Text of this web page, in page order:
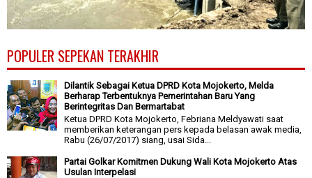
POPULER SEPEKAN TERAKHIR
Dilantik Sebagai Ketua DPRD Kota Mojokerto, Melda
Berharap Terbentuknya Pemerintahan Baru Yang
Berintegritas Dan Bermartabat
Ketua DPRD Kota Mojokerto, Febriana Meldyawati saat
memberikan keterangan pers kepada belasan awak media,
Rabu (26/07/2017) siang, usai Sida...
Partai Golkar Komitmen Dukung Wali Kota Mojokerto Atas
Usulan Interpelasi